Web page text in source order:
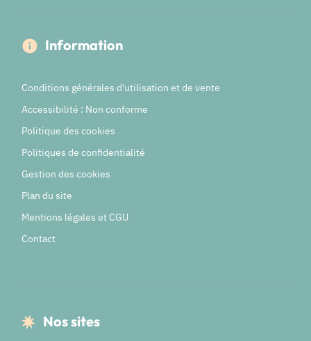
Information
Conditions générales d'utilisation et de vente
Accessibilité : Non conforme
Politique des cookies
Politiques de confidentialité
Gestion des cookies
Plan du site
Mentions légales et CGU
Contact
Nos sites